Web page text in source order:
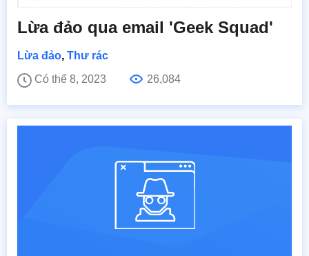
Lừa đảo qua email 'Geek Squad'
Lừa đảo, Thư rác
Có thể 8, 2023
26,084